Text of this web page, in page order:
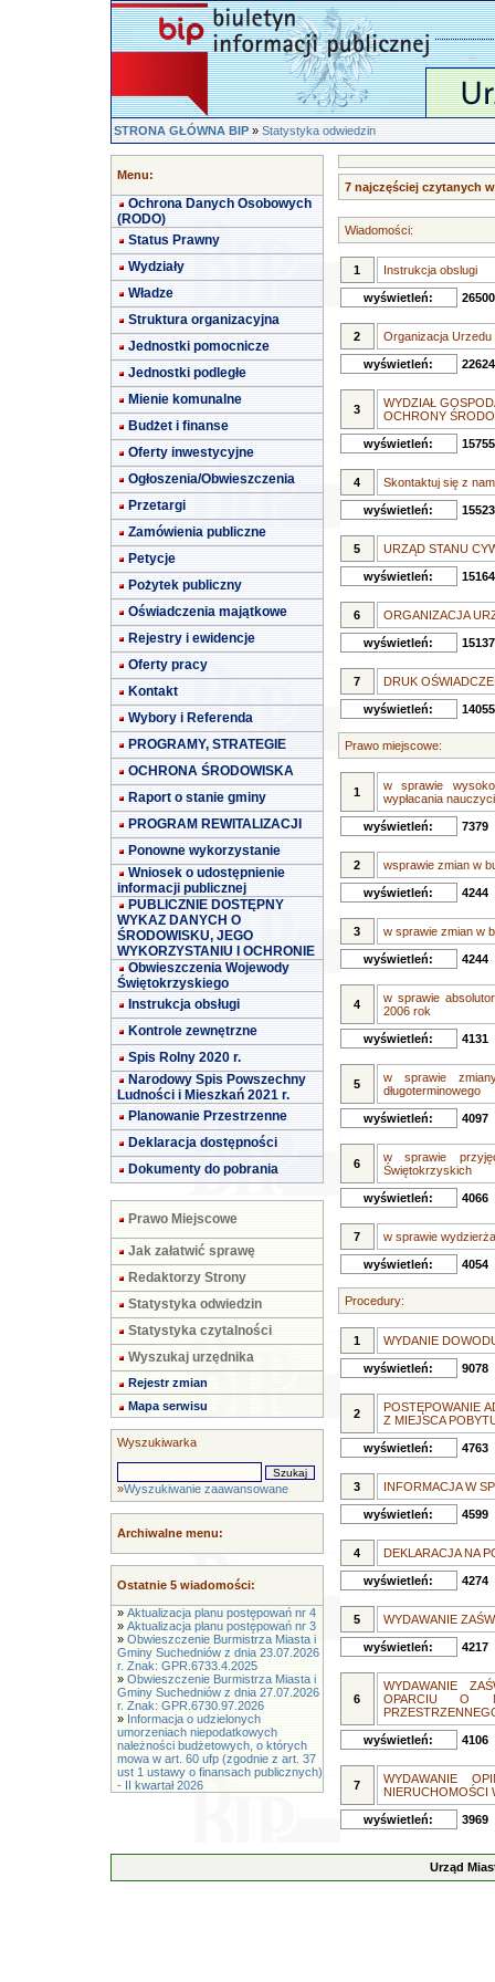
STRONA GŁÓWNA BIP»Statystyka odwiedzin
Menu:
Ochrona Danych Osobowych
(RODO)
Status Prawny
Wydziały
Władze
Struktura organizacyjna
Jednostki pomocnicze
Jednostki podległe
Mienie komunalne
Budżet i finanse
Oferty inwestycyjne
Ogłoszenia/Obwieszczenia
Przetargi
Zamówienia publiczne
Petycje
Pożytek publiczny
Oświadczenia majątkowe
Rejestry i ewidencje
Oferty pracy
Kontakt
Wybory i Referenda
PROGRAMY, STRATEGIE
OCHRONA ŚRODOWISKA
Raport o stanie gminy
PROGRAM REWITALIZACJI
Ponowne wykorzystanie
Wniosek o udostępnienie
informacji publicznej
PUBLICZNIE DOSTĘPNY
WYKAZ DANYCH O
ŚRODOWISKU, JEGO
WYKORZYSTANIU I OCHRONIE
Obwieszczenia Wojewody
Świętokrzyskiego
Instrukcja obsługi
Kontrole zewnętrzne
Spis Rolny 2020 r.
Narodowy Spis Powszechny
Ludności i Mieszkań 2021 r.
Planowanie Przestrzenne
Deklaracja dostępności
Dokumenty do pobrania
Prawo Miejscowe
Jak załatwić sprawę
Redaktorzy Strony
Statystyka odwiedzin
Statystyka czytalności
Wyszukaj urzędnika
Rejestr zmian
Mapa serwisu
Wyszukiwarka
»Wyszukiwanie zaawansowane
Archiwalne menu:
Ostatnie 5 wiadomości:
» Aktualizacja planu postępowań nr 4
» Aktualizacja planu postępowań nr 3
» Obwieszczenie Burmistrza Miasta i
Gminy Suchedniów z dnia 23.07.2026
r. Znak: GPR.6733.4.2025
» Obwieszczenie Burmistrza Miasta i
Gminy Suchedniów z dnia 27.07.2026
r. Znak: GPR.6730.97.2026
» Informacja o udzielonych
umorzeniach niepodatkowych
należności budżetowych, o których
mowa w art. 60 ufp (zgodnie z art. 37
ust 1 ustawy o finansach publicznych)
- II kwartał 2026
7 najczęściej czytanych
Wiadomości:
1 Instrukcja obslugi
wyświetleń: 26500
2 Organizacja Urzedu
wyświetleń: 22624
3
WYDZIAŁ
OCHRONY
wyświetleń: 15755
4 Skontaktuj się z
wyświetleń: 15523
5 URZĄD STANU
wyświetleń: 15164
6 ORGANIZACJA
wyświetleń: 15137
7 DRUK
wyświetleń: 14055
Prawo miejscowe:
1
w sprawie
wypłacania
wyświetleń: 7379
2 wsprawie zmian w
wyświetleń: 4244
3 w sprawie zmian w
wyświetleń: 4244
4
w sprawie
2006 rok
wyświetleń: 4131
5
w sprawie
długoterminowego
wyświetleń: 4097
6
w sprawie
Świętokrzyskich
wyświetleń: 4066
7 w sprawie
wyświetleń: 4054
Procedury:
1 WYDANIE
wyświetleń: 9078
2
POSTĘPOWANIE
Z MIEJSCA
wyświetleń: 4763
3 INFORMACJA W
wyświetleń: 4599
4 DEKLARACJA NA
wyświetleń: 4274
5 WYDAWANIE
wyświetleń: 4217
6
WYDAWANIE
OPARCIU O
wyświetleń: 4106
7
WYDAWANIE
NIERUCHOMOŚCI
wyświetleń: 3969
Urząd